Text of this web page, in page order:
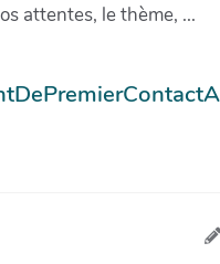
attentes, le thème, ...